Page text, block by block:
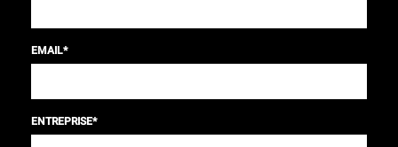
EMAIL*
ENTREPRISE*